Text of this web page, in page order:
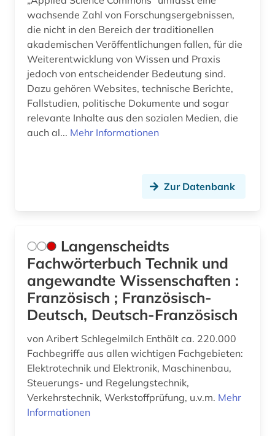
Natur- und Umweltschutz (1)
Orient- und Asienwissenschaften (0)
Pädagogik (0)
Philosophie (0)
Physik (0)
Politologie (0)
Rheinland (NRW) (0)
Slavistik (0)
Soziologie (1)
Sport (0)
Technik (1)
Theologie und Religionswissenschaften (0)
Werkstoffwissenschaften und
Fertigungstechnik (1)
wachsende Zahl von Forschungsergebnissen,
die nicht in den Bereich der traditionellen
akademischen Veröffentlichungen fallen, für die
Weiterentwicklung von Wissen und Praxis
jedoch von entscheidender Bedeutung sind.
Dazu gehören Websites, technische Berichte,
Fallstudien, politische Dokumente und sogar
relevante Inhalte aus den sozialen Medien, die
auch al... Mehr Informationen
Zur Datenbank
Langenscheidts
Fachwörterbuch Technik und
angewandte Wissenschaften :
Französisch ; Französisch-
Deutsch, Deutsch-Französisch
von Aribert Schlegelmilch Enthält ca. 220.000
Fachbegriffe aus allen wichtigen Fachgebieten:
Elektrotechnik und Elektronik, Maschinenbau,
Steuerungs- und Regelungstechnik,
Verkehrstechnik, Werkstoffprüfung, u.v.m. Mehr
Informationen